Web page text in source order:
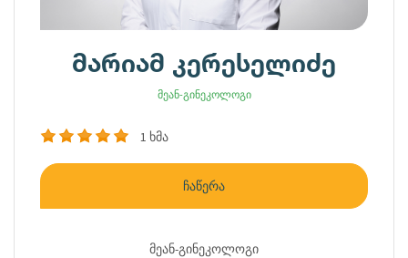
მარიამ კერესელიძე
მეან-გინეკოლოგი
1 ხმა
ჩაწერა
მეან-გინეკოლოგი